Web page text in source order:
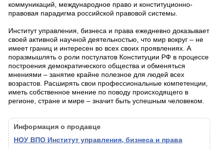
коммуникаций, международное право и конституционно-
правовая парадигма российской правовой системы.
Институт управления, бизнеса и права ежедневно доказывает
своей активной научной деятельностью, что мир вокруг – не
имеет границ и интересен во всех своих проявлениях. А
поразмышлять о роли постулатов Конституции РФ в процессе
построения демократического общества и обменяться
мнениями – занятие крайне полезное для людей всех
возрастов. Расширять свои профессиональные компетенции,
иметь собственное мнение по поводу происходящего в
регионе, стране и мире – значит быть успешным человеком.
Информация о продавце
НОУ ВПО Институт управления, бизнеса и права